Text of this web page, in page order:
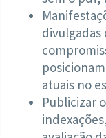
divulgadas
atuais no
Publicizar